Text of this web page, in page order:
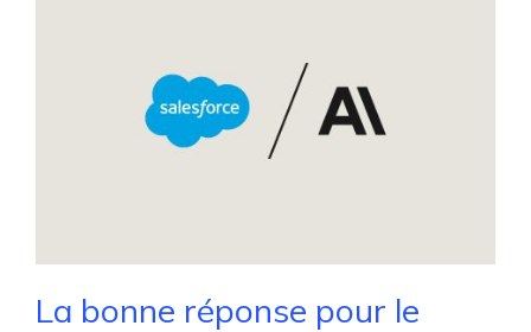
La bonne réponse pour le